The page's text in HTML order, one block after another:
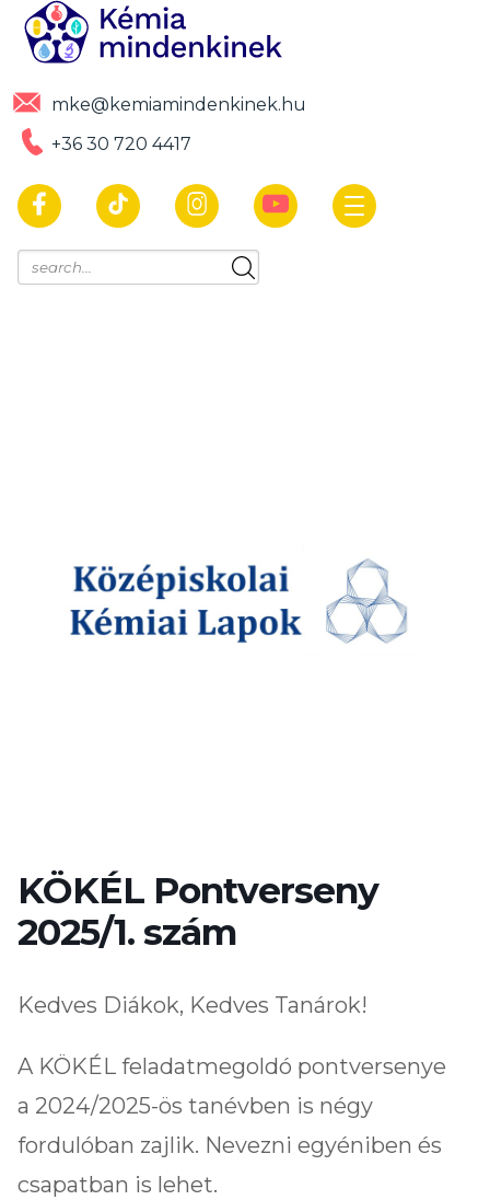
mke@kemiamindenkinek.hu
+36 30 720 4417
KÖKÉL Pontverseny
2025/1. szám
Kedves Diákok, Kedves Tanárok!
A KÖKÉL feladatmegoldó pontversenye
a 2024/2025-ös tanévben is négy
fordulóban zajlik. Nevezni egyéniben és
csapatban is lehet.